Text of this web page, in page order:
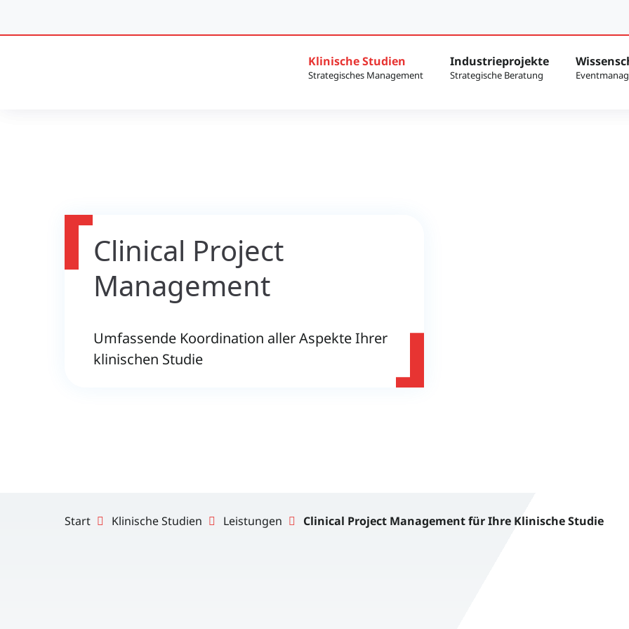
Klinische Studien Industrieprojekte
Clinical Project
Management
Umfassende Koordination aller Aspekte Ihrer
klinischen Studie
Start Klinische Studien Leistungen Clinical Project Management für Ihre Klinische Studie